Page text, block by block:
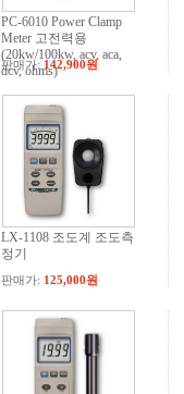
PC-6010 Power Clamp
Meter 고전력용
(20kw/100kw, acv, aca,
dcv, ohms)
판매가: 142,900원
LX-1108 조도계 조도측
정기
판매가: 125,000원